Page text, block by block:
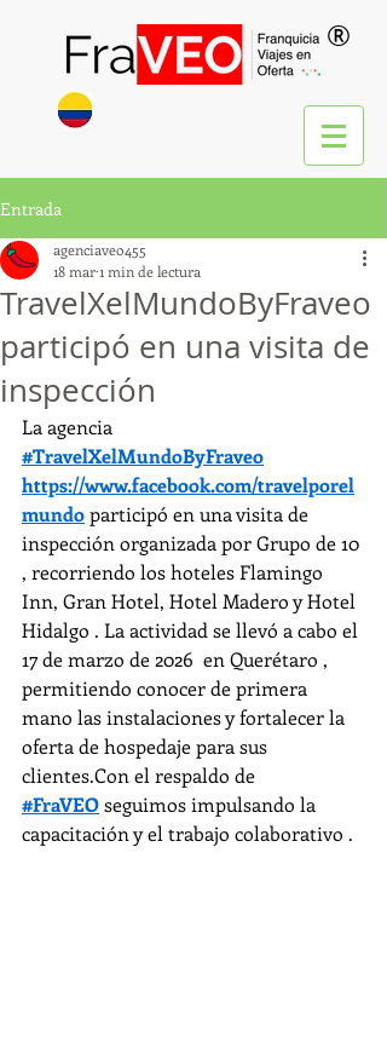
®
Entrada
TravelXelMundoByFraveo
participó en una visita de
inspección
agenciaveo455
18 mar1 min de lectura
La agencia
#TravelXelMundoByFraveo
https://www.facebook.com/travelporel
mundo participó en una visita de
inspección organizada por Grupo de 10
, recorriendo los hoteles Flamingo
Inn, Gran Hotel, Hotel Madero y Hotel
Hidalgo . La actividad se llevó a cabo el
17 de marzo de 2026  en Querétaro ,
permitiendo conocer de primera
mano las instalaciones y fortalecer la
oferta de hospedaje para sus
clientes.Con el respaldo de
#FraVEO seguimos impulsando la
capacitación y el trabajo colaborativo .